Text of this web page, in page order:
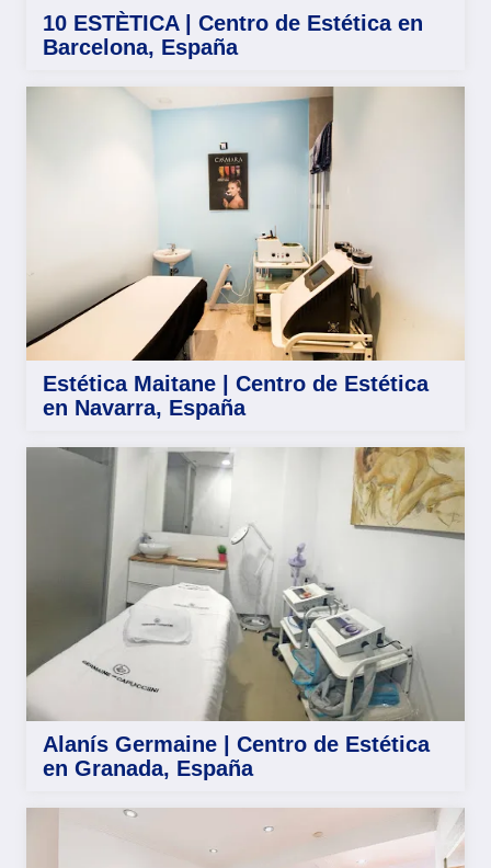
10 ESTÈTICA | Centro de Estética en
Barcelona, España
Estética Maitane | Centro de Estética
en Navarra, España
Alanís Germaine | Centro de Estética
en Granada, España